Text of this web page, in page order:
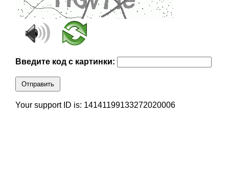
Введите код с картинки:
Отправить
Your support ID is: 14141199133272020006